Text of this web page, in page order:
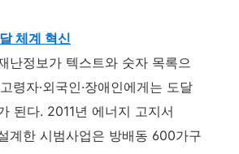
체계 혁신
난정보가 텍스트와 숫자 목록으
령자·외국인·장애인에게는 도달
된다. 2011년 에너지 고지서
계한 시범사업은 방배동 600가구